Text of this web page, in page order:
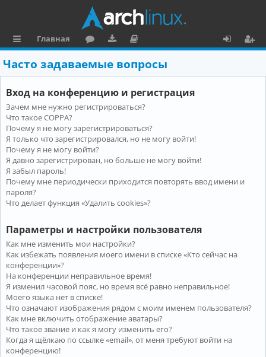
ы
л
к
и
Главная
ру
м
ру
зк
и
ку
м
е
н
та
ц
и
я
о
и
Часто задаваемые вопросы
Вход на конференцию и регистрация
Зачем мне нужно регистрироваться?
Что такое COPPA?
Почему я не могу зарегистрироваться?
Я только что зарегистрировался, но не могу войти!
Почему я не могу войти?
Я давно зарегистрирован, но больше не могу войти!
Я забыл пароль!
Почему мне периодически приходится повторять ввод имени и
пароля?
Что делает функция «Удалить cookies»?
Параметры и настройки пользователя
Как мне изменить мои настройки?
Как избежать появления моего имени в списке «Кто сейчас на
конференции»?
На конференции неправильное время!
Я изменил часовой пояс, но время всё равно неправильное!
Моего языка нет в списке!
Что означают изображения рядом с моим именем пользователя?
Как мне включить отображение аватары?
Что такое звание и как я могу изменить его?
Когда я щёлкаю по ссылке «email», от меня требуют войти на
конференцию!